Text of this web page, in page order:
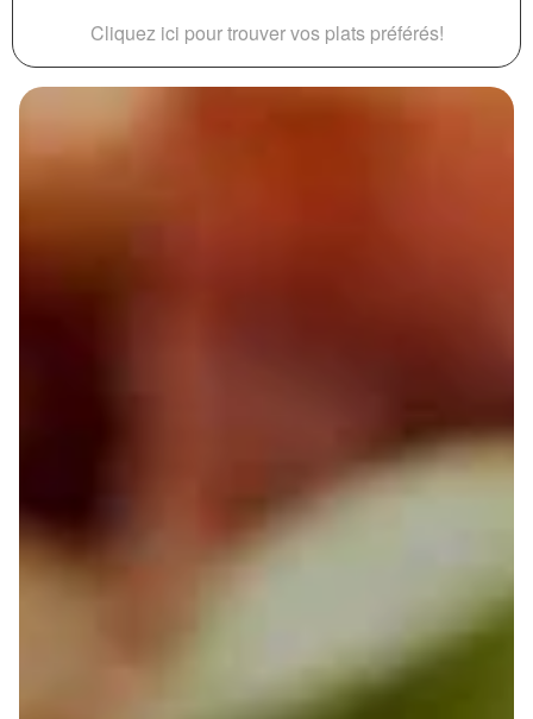
Cliquez ici pour trouver vos plats préférés!